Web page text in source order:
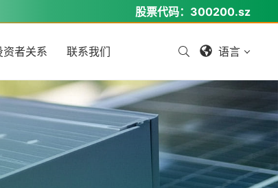
股票代码： 300200.sz
资者关系 联系我们 语言